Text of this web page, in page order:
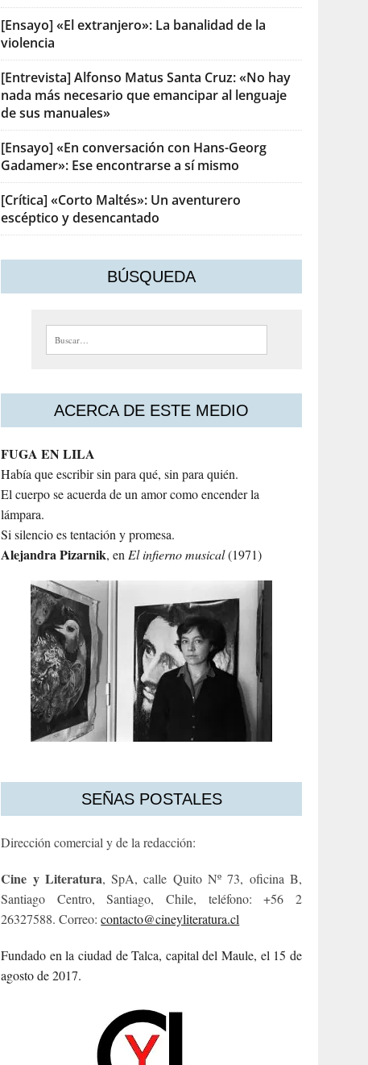
[Ensayo] «El extranjero»: La banalidad de la
violencia
[Entrevista] Alfonso Matus Santa Cruz: «No hay
nada más necesario que emancipar al lenguaje
de sus manuales»
[Ensayo] «En conversación con Hans-Georg
Gadamer»: Ese encontrarse a sí mismo
[Crítica] «Corto Maltés»: Un aventurero
escéptico y desencantado
BÚSQUEDA
Buscar:
ACERCA DE ESTE MEDIO
FUGA EN LILA
Había que escribir sin para qué, sin para quién.
El cuerpo se acuerda de un amor como encender la
lámpara.
Si silencio es tentación y promesa.
AlejandraPizarnik, enEl infierno musical(1971)
SEÑAS POSTALES
Dirección comercial y de la redacción:
Cine y Literatura, SpA, calle Quito Nº 73, oficina B,
Santiago Centro, Santiago, Chile, teléfono: +56 2
26327588. Correo:contacto@cineyliteratura.cl
Fundado en la ciudad de Talca, capital del Maule, el 15 de
agosto de 2017.